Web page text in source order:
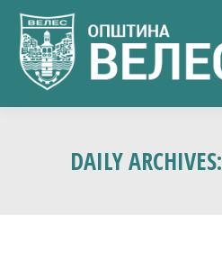
DAILY ARCHIVES: